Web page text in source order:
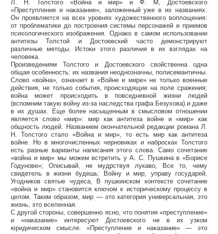
Л. Н. Толстого «Война и мир» и Ф. М, Достоевского
«Преступление и наказание», заложенный уже в их названиях.
Он проявляется на всех уровнях художественного воплощения:
от проблематики до построения системы персонажей и приемов
психологического изображения. Однако в самом использовании
антитезы Толстой и Достоевский часто демонстрируют
различные методы. Истоки этого различия в их взглядах на
человека.
Произведениям Толстого и Достоевского свойственна одна
общая особенность: их названия неоднозначны, полисемантичны.
Слово «война», означает в «Войне и мире» не только военные
действия, не только события, происходящие на поле сражения;
война может происходить в повседневной жизни людей
(вспомним такую войну из-за наследства графа Безухова).и даже
в их душах. Еще более насыщенным в смысловом отношении
является слово «мир»: мир как антитеза войне и «мир» как
общность людей. Названием окончательной редакции романа Л.
Н. Толстого стало «Война и мир», то есть мир как антитеза
войне. Но в многочисленных черновиках и набросках Толстого
есть разные варианты написания этого слова. Само сочетание
«война и мир» мы можем встретить у А. С. Пушкина в «Борисе
Годунове»; Описывай, не мудрствуя лукаво, Все то, чему
свидетель в жизни будешь: Войну и мир, управу государей,
Угодников святые чудеса, В пушкинском контексте сочетание
«война и мир» становится ключом к историческому процессу в
целом. Таким образом, мир — это категория универсальная, это
жизнь, это вселенная.
С другой стороны, совершенно ясно, что понятия «преступление»
и «наказание» интересуют Достоевского не в их узком
юридическом смысле. «Преступление и наказание» — это